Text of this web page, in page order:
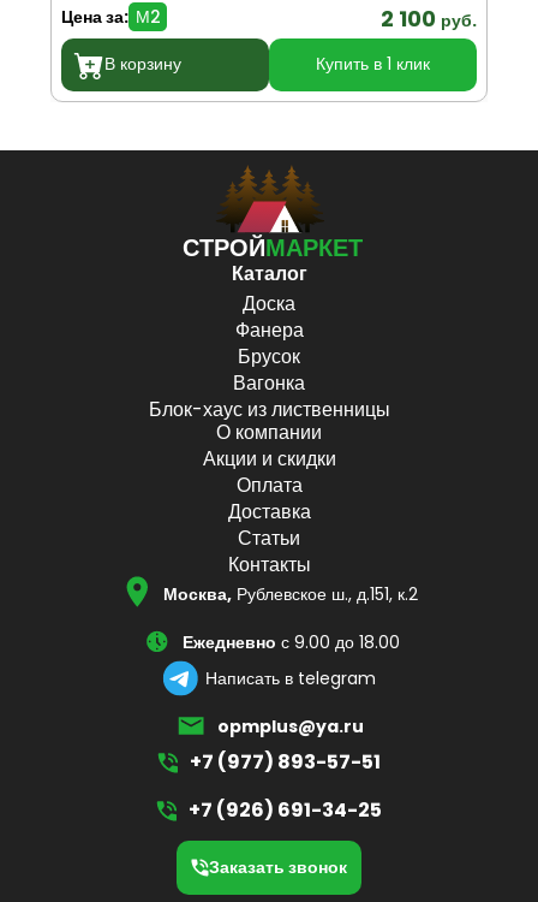
Цена за: М2 2 100 руб.
В корзину
Купить в 1 клик
СТРОЙМАРКЕТ
Каталог
Доска
Фанера
Брусок
Вагонка
Блок-хаус из лиственницы
О компании
Акции и скидки
Оплата
Доставка
Статьи
Контакты
Москва, Рублевское ш., д.151, к.2
Ежедневно с 9.00 до 18.00
Написать в telegram
opmplus@ya.ru
+7 (977) 893-57-51
+7 (926) 691-34-25
Заказать звонок